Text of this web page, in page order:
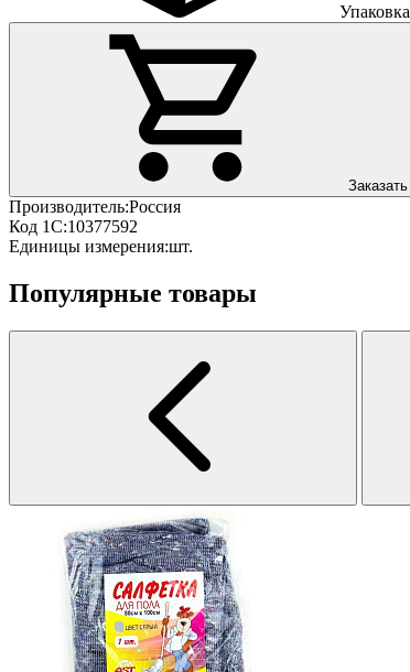
Упаковка
Заказать
Производитель:Россия
Код 1С:10377592
Единицы измерения:шт.
Популярные товары